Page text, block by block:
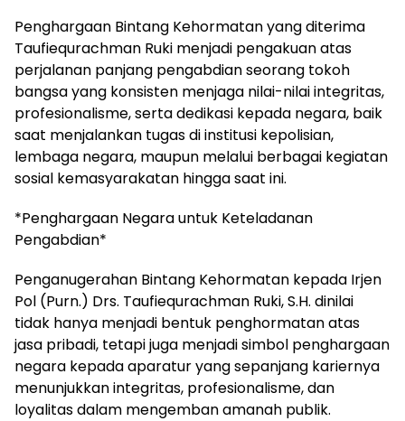
Penghargaan Bintang Kehormatan yang diterima
Taufiequrachman Ruki menjadi pengakuan atas
perjalanan panjang pengabdian seorang tokoh
bangsa yang konsisten menjaga nilai-nilai integritas,
profesionalisme, serta dedikasi kepada negara, baik
saat menjalankan tugas di institusi kepolisian,
lembaga negara, maupun melalui berbagai kegiatan
sosial kemasyarakatan hingga saat ini.
*Penghargaan Negara untuk Keteladanan
Pengabdian*
Penganugerahan Bintang Kehormatan kepada Irjen
Pol (Purn.) Drs. Taufiequrachman Ruki, S.H. dinilai
tidak hanya menjadi bentuk penghormatan atas
jasa pribadi, tetapi juga menjadi simbol penghargaan
negara kepada aparatur yang sepanjang kariernya
menunjukkan integritas, profesionalisme, dan
loyalitas dalam mengemban amanah publik.